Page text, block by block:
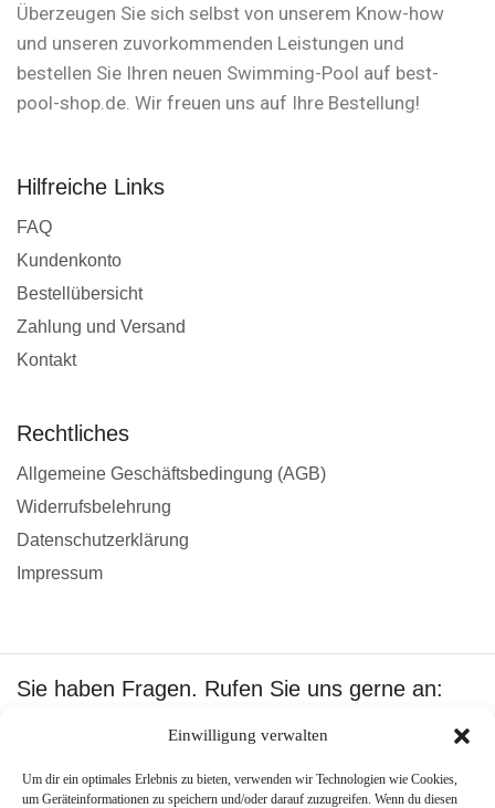
Einwilligung verwalten
Um dir ein optimales Erlebnis zu bieten, verwenden wir Technologien wie Cookies,
um Geräteinformationen zu speichern und/oder darauf zuzugreifen. Wenn du diesen
Überzeugen Sie sich selbst von unserem Know-how
und unseren zuvorkommenden Leistungen und
bestellen Sie Ihren neuen Swimming-Pool auf best-
pool-shop.de. Wir freuen uns auf Ihre Bestellung!
Hilfreiche Links
FAQ
Kundenkonto
Bestellübersicht
Zahlung und Versand
Kontakt
Rechtliches
Allgemeine Geschäftsbedingung (AGB)
Widerrufsbelehrung
Datenschutzerklärung
Impressum
Sie haben Fragen. Rufen Sie uns gerne an:
+49 1601512402
Wir akzeptieren: